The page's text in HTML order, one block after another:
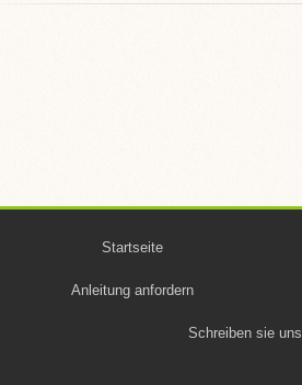
Startseite
Anleitung anfordern
Schreiben sie uns